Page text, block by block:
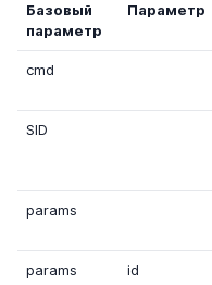
Базовый
параметр
Параметр
cmd
SID
params
params id